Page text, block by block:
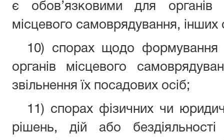
є обов’язковими для органів
місцевого самоврядування, інших
10) спорах щодо формування
органів місцевого
звільнення їх посадових осіб;
11) спорах фізичних чи
рішень, дій або